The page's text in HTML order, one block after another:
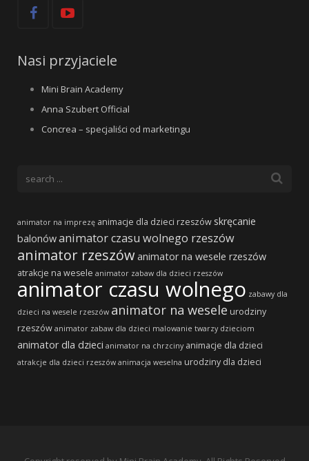
Nasi przyjaciele
Mini Brain Academy
Anna Szubert Official
Concrea – specjaliści od marketingu
animator na imprezę animacje dla dzieci rzeszów skręcanie
balonówanimator czasu wolnego rzeszów
animator rzeszówanimator na wesele rzeszów
atrakcje na wesele animator zabaw dla dzieci rzeszów
animator czasu wolnego zabawy dla
dzieci na wesele rzeszów animator na wesele urodziny
rzeszów animator zabaw dla dzieci malowanie twarzy dzieciom
animator dla dzieci animator na chrzciny animacje dla dzieci
atrakcje dla dzieci rzeszów animacja weselna urodziny dla dzieci